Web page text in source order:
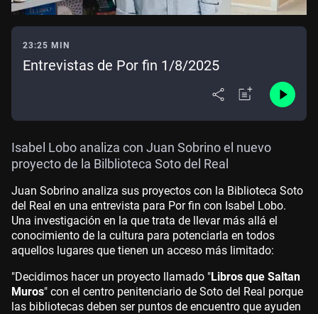
23:25 MIN
Entrevistas de Por fin 1/8/2025
Isabel Lobo analiza con Juan Sobrino el nuevo
proyecto de la Bilblioteca Soto del Real
Juan Sobrino analiza sus proyectos con la Biblioteca Soto
del Real en una entrevista para Por fin con Isabel Lobo.
Una investigación en la que trata de llevar más allá el
conocimiento de la cultura para potenciarla en todos
aquellos lugares que tienen un acceso más limitado:
"Decidimos hacer un proyecto llamado "Libros que Saltan
Muros" con el centro penitenciario de Soto del Real porque
las bibliotecas deben ser puntos de encuentro que ayuden